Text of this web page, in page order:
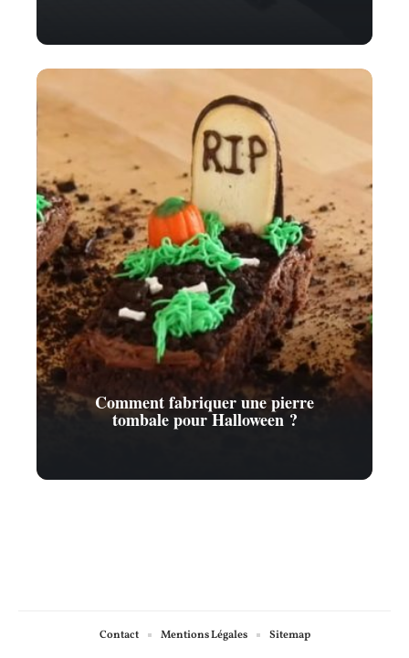
Comment fabriquer une pierre
tombale pour Halloween ?
Contact Mentions Légales Sitemap